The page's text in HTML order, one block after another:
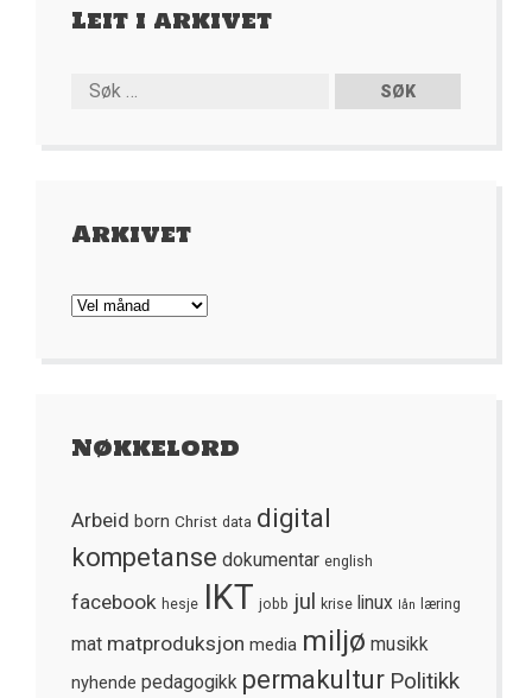
Leit i arkivet
Arkivet
Arkivet
Nøkkelord
Arbeid born Christ data digital
kompetanse dokumentar english
facebook hesje IKT jobb jul krise linux lån læring
mat matproduksjon media miljø musikk
nyhende pedagogikk permakultur Politikk